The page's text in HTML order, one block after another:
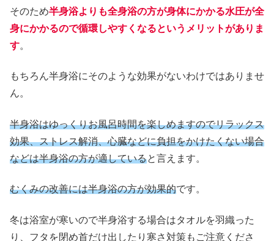
そのため半身浴よりも全身浴の方が身体にかかる水圧が全
身にかかるので循環しやすくなるというメリットがありま
す。
もちろん半身浴にそのような効果がないわけではありませ
ん。
半身浴はゆっくりお風呂時間を楽しめますのでリラックス
効果、ストレス解消、心臓などに負担をかけたくない場合
などは半身浴の方が適していると言えます。
むくみの改善には半身浴の方が効果的です。
冬は浴室が寒いので半身浴する場合はタオルを羽織った
り、フタを閉め首だけ出したり寒さ対策もご注意くださ